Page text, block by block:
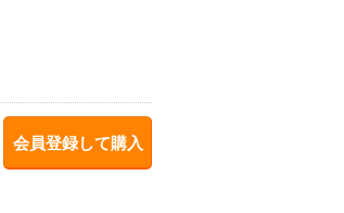
会員登録して購入